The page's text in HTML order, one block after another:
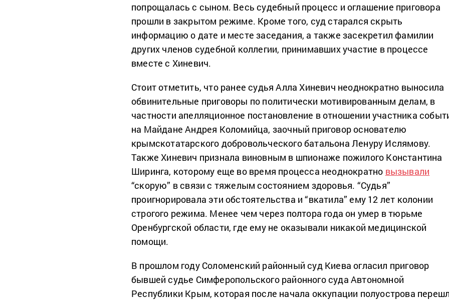
попрощалась с сыном. Весь судебный процесс и оглашение приговора
прошли в закрытом режиме. Кроме того, суд старался скрыть
информацию о дате и месте заседания, а также засекретил фамилии
других членов судебной коллегии, принимавших участие в процессе
вместе с Хиневич.
Стоит отметить, что ранее судья Алла Хиневич неоднократно выносила
обвинительные приговоры по политически мотивированным делам, в
частности апелляционное постановление в отношении участника
на Майдане Андрея Коломийца, заочный приговор основателю
крымскотатарского добровольческого батальона Ленуру Ислямову.
Также Хиневич признала виновным в шпионаже пожилого Константина
Ширинга, которому еще во время процесса неоднократно вызывали
“скорую” в связи с тяжелым состоянием здоровья. “Судья”
проигнорировала эти обстоятельства и “вкатила” ему 12 лет колонии
строгого режима. Менее чем через полтора года он умер в тюрьме
Оренбургской области, где ему не оказывали никакой медицинской
помощи.
В прошлом году Соломенский районный суд Киева огласил приговор
бывшей судье Симферопольского районного суда Автономной
Республики Крым, которая после начала оккупации полуострова